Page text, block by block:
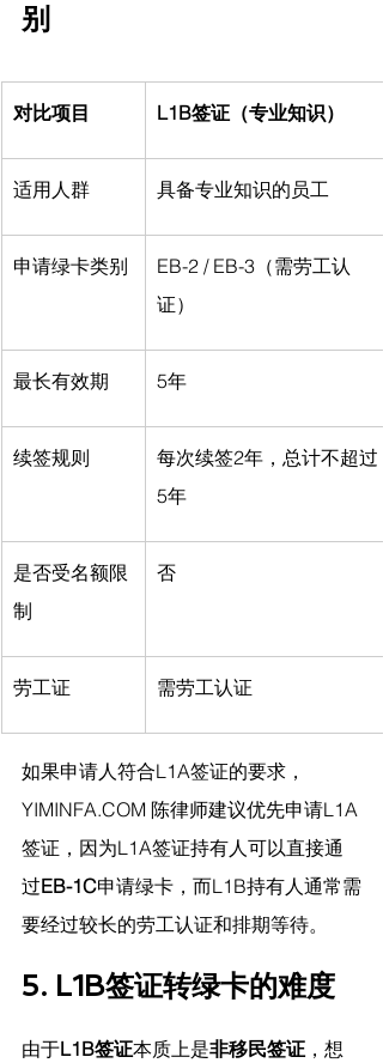
别
对比项目 L1B签证（专业知识）
适用人群 具备专业知识的员工
申请绿卡类别
EB-2 / EB-3（需劳工认
证）
最长有效期 5年
续签规则
每次续签2年，总计不超过
5年
是否受名额限
制
否
劳工证 需劳工认证
如果申请人符合L1A签证的要求，
YIMINFA.COM 陈律师建议优先申请L1A
签证，因为L1A签证持有人可以直接通
过EB-1C申请绿卡，而L1B持有人通常需
要经过较长的劳工认证和排期等待。
5. L1B签证转绿卡的难度
由于L1B签证本质上是非移民签证 ，想